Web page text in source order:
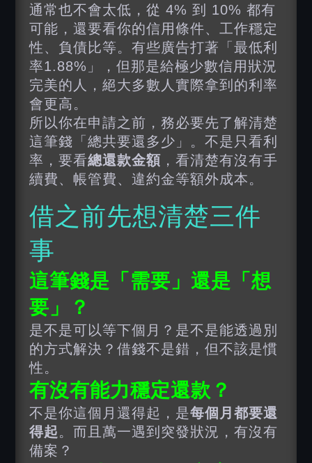
通常也不會太低，從 4% 到 10% 都有
可能，還要看你的信用條件、工作穩定
性、負債比等。有些廣告打著「最低利
率1.88%」，但那是給極少數信用狀況
完美的人，絕大多數人實際拿到的利率
會更高。
所以你在申請之前，務必要先了解清楚
這筆錢「總共要還多少」。不是只看利
率，要看總還款金額 ，看清楚有沒有手
續費、帳管費、違約金等額外成本。
借之前先想清楚三件
事
這筆錢是「需要」還是「想
要」？
是不是可以等下個月？是不是能透過別
的方式解決？借錢不是錯，但不該是慣
性。
有沒有能力穩定還款？
不是你這個月還得起，是每個月都要還
得起。而且萬一遇到突發狀況，有沒有
備案？